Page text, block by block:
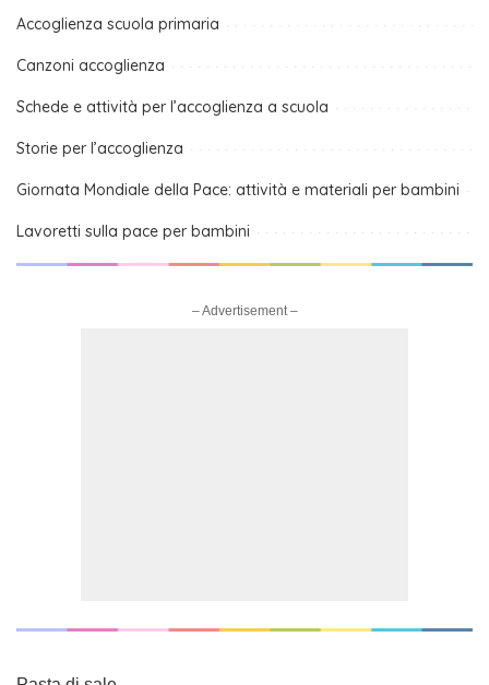
Accoglienza scuola primaria
Canzoni accoglienza
Schede e attività per l’accoglienza a scuola
Storie per l’accoglienza
Giornata Mondiale della Pace: attività e materiali per bambini
Lavoretti sulla pace per bambini
– Advertisement –